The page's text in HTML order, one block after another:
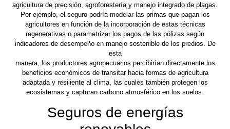
agricultura de precisión, agroforestería y manejo integrado de plagas.
Por ejemplo, el seguro podría modelar las primas que pagan los
agricultores en función de la incorporación de estas técnicas
regenerativas o parametrizar los pagos de las pólizas según
indicadores de desempeño en manejo sostenible de los predios. De
esta
manera, los productores agropecuarios percibirían directamente los
beneficios económicos de transitar hacia formas de agricultura
adaptada y resiliente al clima, las cuales también protegen los
ecosistemas y capturan carbono atmosférico en los suelos.
Seguros de energías